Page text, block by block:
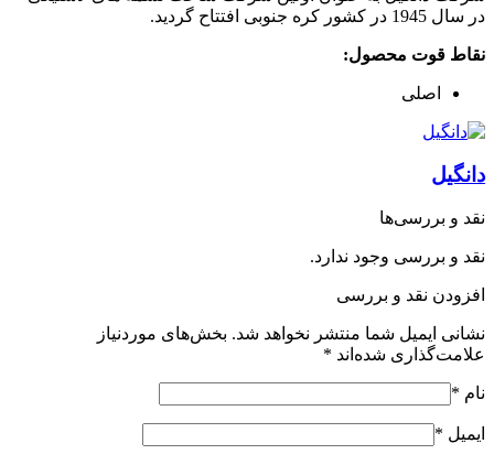
در سال 1945 در کشور کره جنوبی افتتاح گردید.
نقاط قوت محصول:
اصلی
دانگیل
نقد و بررسی‌ها
نقد و بررسی وجود ندارد.
افزودن نقد و بررسی
نشانی ایمیل شما منتشر نخواهد شد. بخش‌های موردنیاز
علامت‌گذاری شده‌اند *
نام *
ایمیل *